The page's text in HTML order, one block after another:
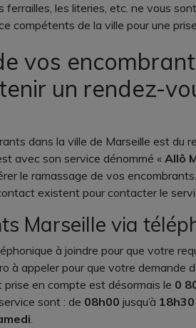
ferrailles, les literies, etc. ne vous
compétents de la ville pour une
vos
un rendez-
dans la ville de Marseille est du
avec son service dénommé « Allô
le ramassage de vos
existent pour contacter le
Marseille via
à joindre pour que votre
à appeler pour que votre demande
en compte est désormais le 0
sont : de 08h00 jusqu’à 18h30
.